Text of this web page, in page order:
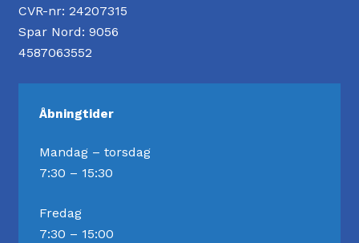
CVR-nr: 24207315
Spar Nord: 9056
4587063552
Åbningtider
Mandag – torsdag
7:30 – 15:30
Fredag
7:30 – 15:00